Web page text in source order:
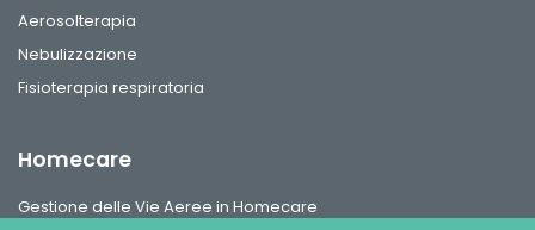
Aerosolterapia
Nebulizzazione
Fisioterapia respiratoria
Homecare
Gestione delle Vie Aeree in Homecare